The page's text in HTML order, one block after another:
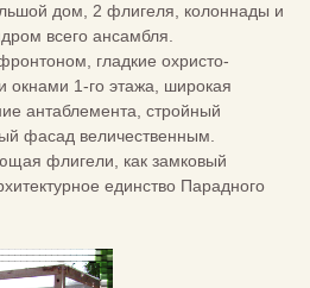
дом, 2 флигеля, колоннады и
всего ансамбля.
гладкие охристо-
окнами 1-го этажа, широкая
антаблемента, стройный
фасад величественным.
флигели, как замковый
единство Парадного